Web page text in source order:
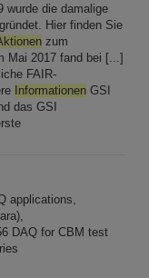
wurde die damalige
Hier finden Sie
zum
Mai 2017 fand bei [...]
FAIR-
Informationen GSI
das GSI
applications,
DAQ for CBM test